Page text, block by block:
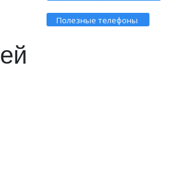
Полезные телефоны